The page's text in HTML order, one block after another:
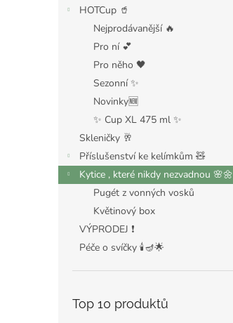
HOTCup 🥤
Nejprodávanější 🔥
Pro ní 💕
Pro něho 🖤
Sezonní ✨
Novinky🆕
✨ Cup XL 475 ml ✨
Skleničky 🥂
Příslušenství ke kelímkům 🧸
Kytice , které nikdy nezvadnou 🌸🌼
Pugét z vonných vosků
Květinový box
VÝPRODEJ ❗️
Péče o svíčky 🕯️🪔🌟
Top 10 produktů